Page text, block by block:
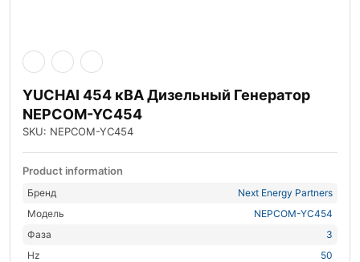
YUCHAI 454 кВА Дизельный Генератор
NEPCOM-YC454
SKU: NEPCOM-YC454
Product information
Бренд
Next Energy Partners
Модель
NEPCOM-YC454
Фаза
3
Hz
50